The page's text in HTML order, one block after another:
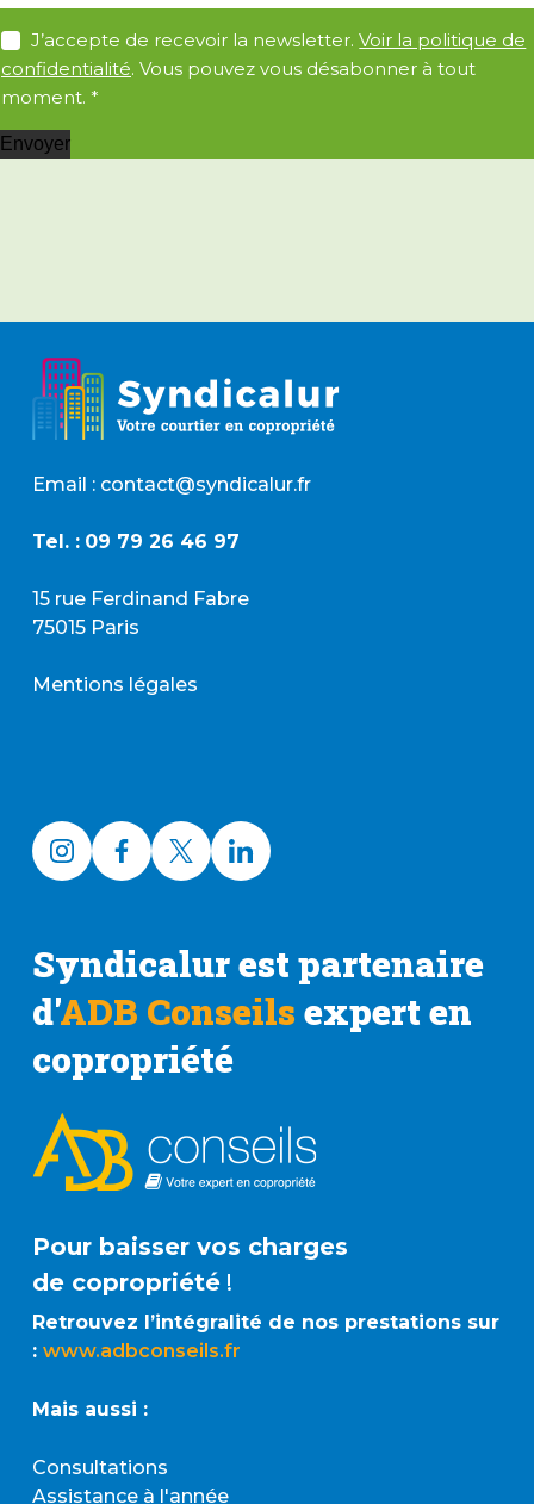
m
a
i
l
A
c
c
r
J’accepte de recevoir la newsletter.Voir la politique de
confidentialité. Vous pouvez vous désabonner à tout
moment. *
Envoyer
Email : contact@syndicalur.fr
Tel. : 09 79 26 46 97
15 rue Ferdinand Fabre
75015 Paris
Mentions légales
Syndicalur est partenaire
d'ADB Conseils expert en
copropriété
Pour baisser vos charges
de copropriété!
Retrouvez l’intégralité de nos prestations sur
: www.adbconseils.fr
Mais aussi :
Consultations
Assistance à l'année